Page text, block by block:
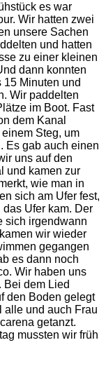
es war
Wir hatten zwei
unsere Sachen
und hatten
zu einer kleinen
dann konnten
15 Minuten und
Wir paddelten
im Boot. Fast
dem Kanal
Steg, um
Es gab auch einen
uns auf den
und kamen zur
wie man in
sich am Ufer fest,
Ufer kam. Der
sich irgendwann
wir wieder
gegangen
es dann noch
Wir haben uns
Bei dem Lied
den Boden gelegt
alle und auch Frau
getanzt.
mussten wir früh